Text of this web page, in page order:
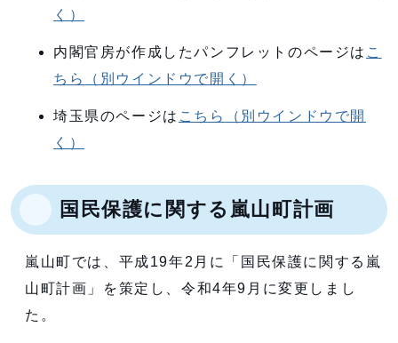
く）
内閣官房が作成したパンフレットのページは こ
ちら
（別ウインドウで開く）
埼玉県のページは こちら
（別ウインドウで開
く）
国民保護に関する嵐山町計画
嵐山町では、平成19年2月に「国民保護に関する嵐
山町計画」を策定し、令和4年9月に変更しまし
た。